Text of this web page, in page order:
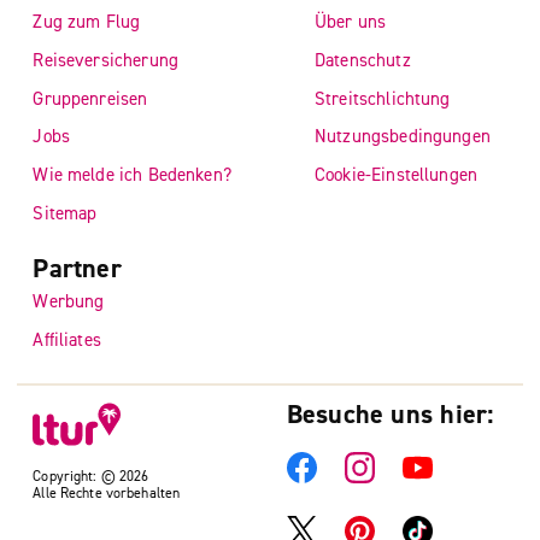
Copyright: © 2026
Alle Rechte vorbehalten
Zug zum Flug
Reiseversicherung
Gruppenreisen
Jobs
Wie melde ich Bedenken?
Sitemap
Über uns
Datenschutz
Streitschlichtung
Nutzungsbedingungen
Cookie-Einstellungen
Partner
Werbung
Affiliates
Besuche uns hier: